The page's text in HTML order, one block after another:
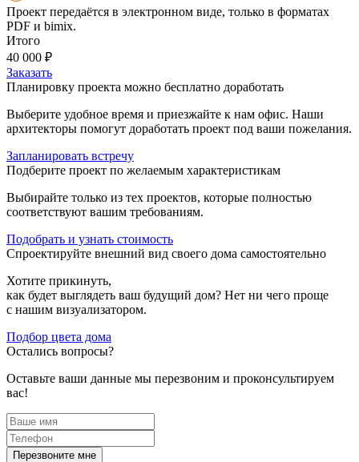
Проект передаётся в электронном виде, только в форматах
PDF и bimix.
Итого
40 000 ₽
Заказать
Планировку проекта можно бесплатно доработать
Выберите удобное время и приезжайте к нам офис. Наши
архитекторы помогут доработать проект под ваши пожелания.
Запланировать встречу
Подберите проект по желаемым характеристикам
Выбирайте только из тех проектов, которые полностью
соответствуют вашим требованиям.
Подобрать и узнать стоимость
Спроектируйте внешний вид своего дома самостоятельно
Хотите прикинуть,
как будет выглядеть ваш будущий дом? Нет ни чего проще
с нашим визуализатором.
Подбор цвета дома
Остались вопросы?
Оставьте ваши данные мы перезвоним и проконсультируем
вас!
Перезвоните мне